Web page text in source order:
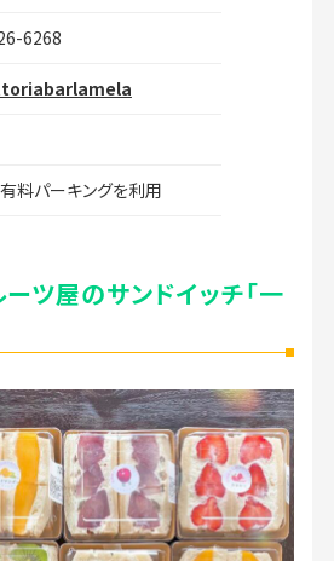
6268
料パーキングを利用
ーツ屋のサンドイッチ「一